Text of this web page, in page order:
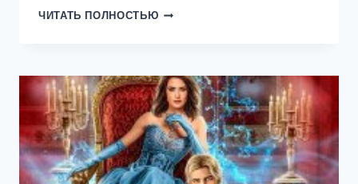
ЧИТАТЬ ПОЛНОСТЬЮ КРОМЕШНИК
ЧУДО